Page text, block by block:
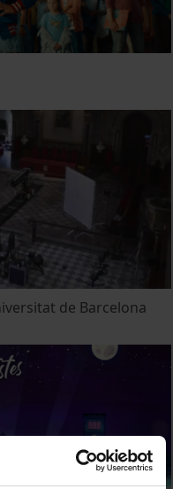
de Barcelona